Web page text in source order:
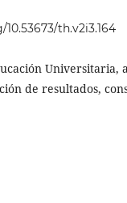
th.v2i3.164
Universitaria,
de resultados,